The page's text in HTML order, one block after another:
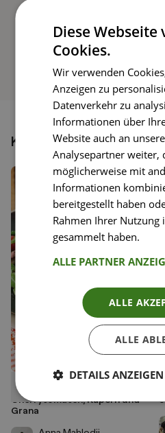
Könnte dir auch gefallen
Liken
Speichern
Tagliata auf Rucola mit
Cherrytomaten, Kapern und
Grana
Diese
Cookies.
Wir verwenden
Anzeigen zu
Datenverkehr zu
Informationen über
Website auch an
Analysepartner weiter,
möglicherweise mit
Informationen
bereitgestellt haben
Rahmen Ihrer Nutzung
gesammelt haben.
ALLE PARTNER
ALLE
ALLE
DETAILS ANZEIGEN